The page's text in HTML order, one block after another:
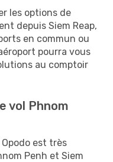
les options de
depuis Siem Reap,
en commun ou
pourra vous
au comptoir
vol Phnom
est très
Penh et Siem